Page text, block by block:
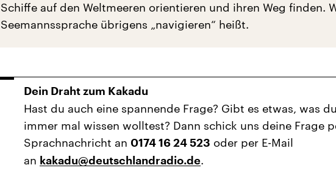
Schiffe auf den Weltmeeren orientieren und ihren Weg finden.
Seemannssprache übrigens „navigieren“ heißt.
Dein Draht zum Kakadu
Hast du auch eine spannende Frage? Gibt es etwas, was
immer mal wissen wolltest? Dann schick uns deine Frage
Sprachnachricht an 0174 16 24 523 oder per E-Mail
an kakadu@deutschlandradio.de.